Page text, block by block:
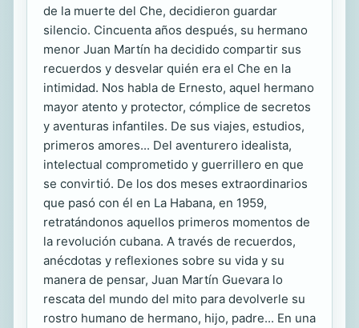
de la muerte del Che, decidieron guardar
silencio. Cincuenta años después, su hermano
menor Juan Martín ha decidido compartir sus
recuerdos y desvelar quién era el Che en la
intimidad. Nos habla de Ernesto, aquel hermano
mayor atento y protector, cómplice de secretos
y aventuras infantiles. De sus viajes, estudios,
primeros amores... Del aventurero idealista,
intelectual comprometido y guerrillero en que
se convirtió. De los dos meses extraordinarios
que pasó con él en La Habana, en 1959,
retratándonos aquellos primeros momentos de
la revolución cubana. A través de recuerdos,
anécdotas y reflexiones sobre su vida y su
manera de pensar, Juan Martín Guevara lo
rescata del mundo del mito para devolverle su
rostro humano de hermano, hijo, padre... En una